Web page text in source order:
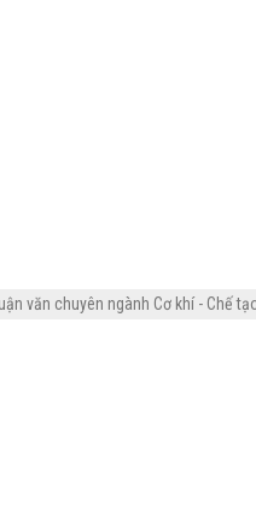
văn chuyên ngành Cơ khí - Chế